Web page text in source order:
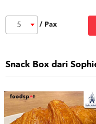
5 / Pax
Snack Box dari